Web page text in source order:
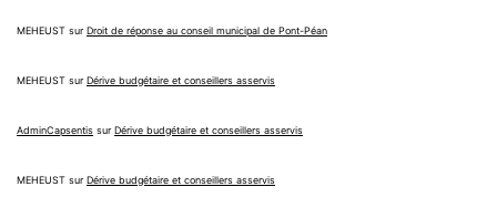
MEHEUST surDroit de réponse au conseil municipal de Pont-Péan
MEHEUST surDérive budgétaire et conseillers asservis
AdminCapsentis surDérive budgétaire et conseillers asservis
MEHEUST surDérive budgétaire et conseillers asservis